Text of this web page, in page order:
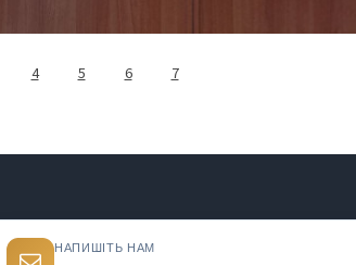
4 5 6 7
НАПИШІТЬ НАМ